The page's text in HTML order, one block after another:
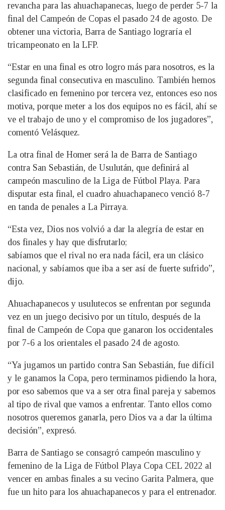
revancha para las ahuachapanecas, luego de perder 5-7 la
final del Campeón de Copas el pasado 24 de agosto. De
obtener una victoria, Barra de Santiago lograría el
tricampeonato en la LFP.
“Estar en una final es otro logro más para nosotros, es la
segunda final consecutiva en masculino. También hemos
clasificado en femenino por tercera vez, entonces eso nos
motiva, porque meter a los dos equipos no es fácil, ahí se
ve el trabajo de uno y el compromiso de los jugadores”,
comentó Velásquez.
La otra final de Homer será la de Barra de Santiago
contra San Sebastián, de Usulután, que definirá al
campeón masculino de la Liga de Fútbol Playa. Para
disputar esta final, el cuadro ahuachapaneco venció 8-7
en tanda de penales a La Pirraya.
“Esta vez, Dios nos volvió a dar la alegría de estar en
dos finales y hay que disfrutarlo;
sabíamos que el rival no era nada fácil, era un clásico
nacional, y sabíamos que iba a ser así de fuerte sufrido”,
dijo.
Ahuachapanecos y usulutecos se enfrentan por segunda
vez en un juego decisivo por un título, después de la
final de Campeón de Copa que ganaron los occidentales
por 7-6 a los orientales el pasado 24 de agosto.
“Ya jugamos un partido contra San Sebastián, fue difícil
y le ganamos la Copa, pero terminamos pidiendo la hora,
por eso sabemos que va a ser otra final pareja y sabemos
al tipo de rival que vamos a enfrentar. Tanto ellos como
nosotros queremos ganarla, pero Dios va a dar la última
decisión”, expresó.
Barra de Santiago se consagró campeón masculino y
femenino de la Liga de Fútbol Playa Copa CEL 2022 al
vencer en ambas finales a su vecino Garita Palmera, que
fue un hito para los ahuachapanecos y para el entrenador.